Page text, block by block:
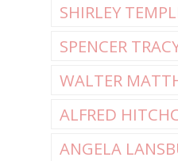
SHIRLEY
SPENCER
WALTER
ALFRED
ANGELA